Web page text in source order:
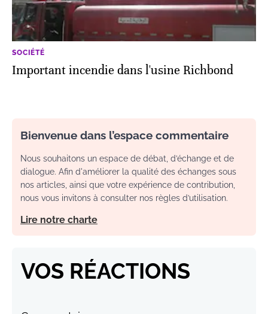
SOCIÉTÉ
Important incendie dans l'usine Richbond
Bienvenue dans l’espace commentaire
Nous souhaitons un espace de débat, d’échange et de
dialogue. Afin d'améliorer la qualité des échanges sous
nos articles, ainsi que votre expérience de contribution,
nous vous invitons à consulter nos règles d’utilisation.
Lire notre charte
VOS RÉACTIONS